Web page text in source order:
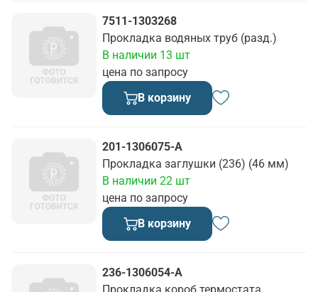
7511-1303268
Прокладка водяных труб (разд.)
цена по запросу
В наличии 13 шт
В корзину
201-1306075-А
Прокладка заглушки (236) (46 мм)
цена по запросу
В наличии 22 шт
В корзину
236-1306054-А